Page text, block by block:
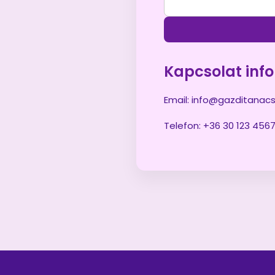
Kapcsolat
Email:
Telefon: +36 30 123 4567